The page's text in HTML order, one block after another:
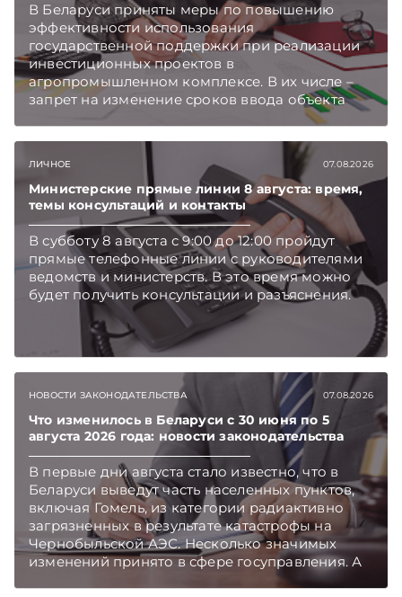
В Беларуси приняты меры по повышению
эффективности использования
государственной поддержки при реализации
инвестиционных проектов в
агропромышленном комплексе. В их числе –
запрет на изменение сроков ввода объекта
инвестиций в эксплуатацию и его выхода на
Telegram‑канал и Viber. Главное об экономике
Беларуси — раньше, чем в новостях
TelegramViber
ЛИЧНОЕ 07.08.2026
Министерские прямые линии 8 августа: время,
темы консультаций и контакты
В субботу 8 августа с 9:00 до 12:00 пройдут
прямые телефонные линии с руководителями
ведомств и министерств. В это время можно
будет получить консультации и разъяснения.
НОВОСТИ ЗАКОНОДАТЕЛЬСТВА 07.08.2026
Что изменилось в Беларуси с 30 июня по 5
августа 2026 года: новости законодательства
В первые дни августа стало известно, что в
Беларуси выведут часть населенных пунктов,
включая Гомель, из категории радиактивно
загрязненных в результате катастрофы на
Чернобыльской АЭС. Несколько значимых
изменений принято в сфере госуправления. А
бизнесу вновь дали надежду на сокращение